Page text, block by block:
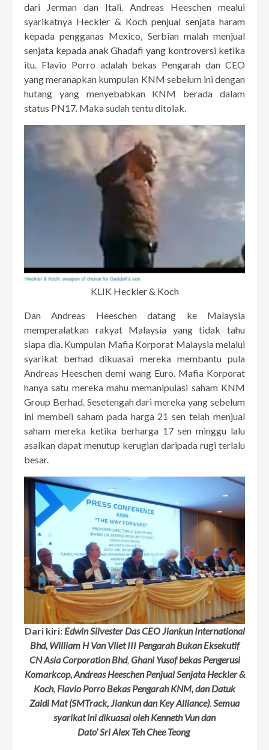
dari Jerman dan Itali. Andreas Heeschen mealui
syarikatnya Heckler & Koch penjual senjataharam
kepada pengganas Mexico, Serbian malah menjual
senjata kepada anak Ghadafi yang kontroversi ketika
itu. Flavio Porro adalah bekas Pengarah dan CEO
yang meranapkan kumpulan KNM sebelum ini dengan
hutang yang menyebabkan KNM berada dalam
status PN17. Maka sudah tentu ditolak.
KLIK Heckler & Koch
Dan Andreas Heeschen datang ke Malaysia
memperalatkan rakyat Malaysia yang tidak tahu
siapa dia. Kumpulan Mafia Korporat Malaysia melalui
syarikat berhad dikuasai mereka membantu pula
Andreas Heeschen demi wang Euro. Mafia Korporat
hanya satu mereka mahu memanipulasi saham KNM
Group Berhad. Sesetengah dari mereka yang sebelum
ini membeli saham pada harga 21 sen telah menjual
saham mereka ketika berharga 17 sen minggu lalu
asalkan dapat menutup kerugian daripada rugi terlalu
besar.
Dari kiri: Edwin Silvester Das CEO Jiankun International
Bhd, William H Van Vliet III Pengarah Bukan Eksekutif
CN Asia Corporation Bhd, Ghani Yusof bekas Pengerusi
Komarkcop, Andreas Heeschen Penjual Senjata Heckler &
Koch, Flavio Porro Bekas Pengarah KNM, dan Datuk
Zaidi Mat (SMTrack, Jiankun dan Key Alliance). Semua
syarikat ini dikuasai oleh Kenneth Vun dan
Dato’ Sri Alex Teh Chee Teong